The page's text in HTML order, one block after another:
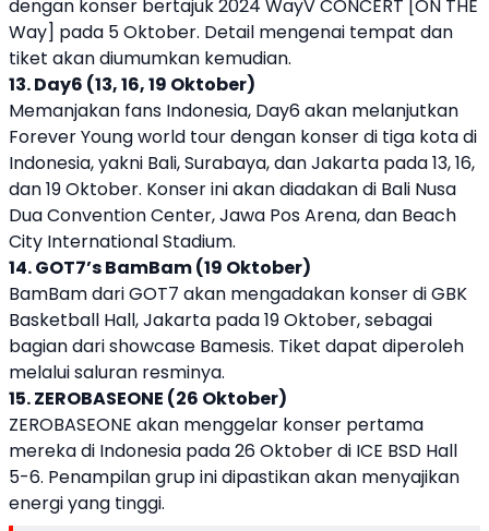
dengan konser bertajuk 2024 WayV CONCERT [ON THE
Way] pada 5 Oktober. Detail mengenai tempat dan
tiket akan diumumkan kemudian.
13. Day6 (13, 16, 19 Oktober)
Memanjakan fans Indonesia, Day6 akan melanjutkan
Forever Young world tour dengan konser di tiga kota di
Indonesia, yakni Bali, Surabaya, dan Jakarta pada 13, 16,
dan 19 Oktober. Konser ini akan diadakan di Bali Nusa
Dua Convention Center, Jawa Pos Arena, dan Beach
City International Stadium.
14. GOT7’s BamBam (19 Oktober)
BamBam dari GOT7 akan mengadakan konser di GBK
Basketball Hall, Jakarta pada 19 Oktober, sebagai
bagian dari showcase Bamesis. Tiket dapat diperoleh
melalui saluran resminya.
15. ZEROBASEONE (26 Oktober)
ZEROBASEONE akan menggelar konser pertama
mereka di Indonesia pada 26 Oktober di ICE BSD Hall
5-6. Penampilan grup ini dipastikan akan menyajikan
energi yang tinggi.